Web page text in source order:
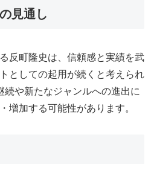
見通し
反町隆史は、信頼感と実績を武
としての起用が続くと考えられ
続や新たなジャンルへの進出に
増加する可能性があります。